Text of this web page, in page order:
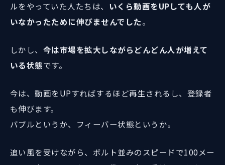
ルをやっていた人たちは、 いくら動画をUPしても人が
いなかったために伸びませんでした。
しかし、 今は市場を拡大しながらどんどん人が増えて
いる状態です。
今は、動画をUPすればするほど再生されるし、登録者
も伸びます。
バブルというか、フィーバー状態というか。
追い風を受けながら、ボルト並みのスピードで100メー